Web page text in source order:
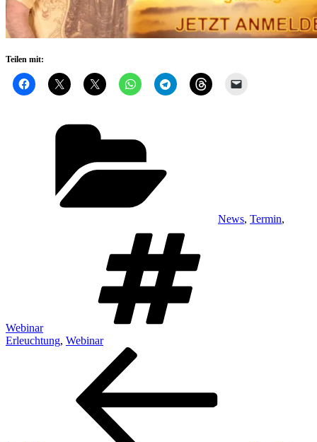
Teilen mit:
News, Termin,
Webinar
Erleuchtung, Webinar
Beitragsnavigation